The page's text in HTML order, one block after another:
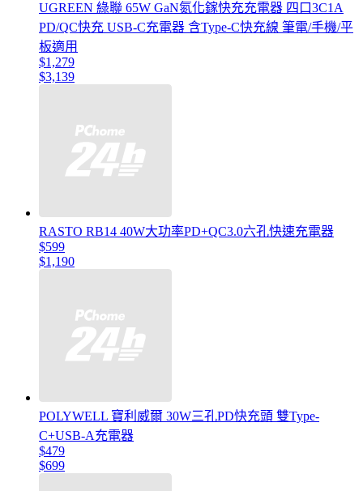
UGREEN 綠聯 65W GaN氮化鎵快充充電器 四口3C1A
PD/QC快充 USB-C充電器 含Type-C快充線 筆電/手機/平
板適用
$1,279
$3,139
RASTO RB14 40W大功率PD+QC3.0六孔快速充電器
$599
$1,190
POLYWELL 寶利威爾 30W三孔PD快充頭 雙Type-
C+USB-A充電器
$479
$699